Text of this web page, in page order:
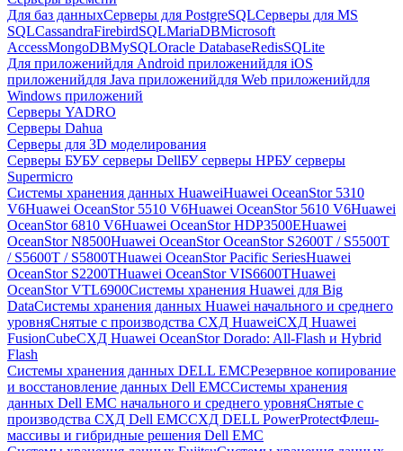
Для баз данныхСерверы для PostgreSQLСерверы для MS
SQLCassandraFirebirdSQLMariaDBMicrosoft
AccessMongoDBMySQLOracle DatabaseRedisSQLite
Для приложенийдля Android приложенийдля iOS
приложенийдля Java приложенийдля Web приложенийдля
Windows приложений
Серверы YADRO
Серверы Dahua
Серверы для 3D моделирования
Серверы БУБУ серверы DellБУ серверы HPБУ серверы
Supermicro
Системы хранения данных HuaweiHuawei OceanStor 5310
V6Huawei OceanStor 5510 V6Huawei OceanStor 5610 V6Huawei
OceanStor 6810 V6Huawei OceanStor HDP3500EHuawei
OceanStor N8500Huawei OceanStor OceanStor S2600T / S5500T
/ S5600T / S5800THuawei OceanStor Pacific SeriesHuawei
OceanStor S2200THuawei OceanStor VIS6600THuawei
OceanStor VTL6900Системы хранения Huawei для Big
DataСистемы хранения данных Huawei начального и среднего
уровняСнятые с производства СХД HuaweiСХД Huawei
FusionCubeСХД Huawei OceanStor Dorado: All-Flash и Hybrid
Flash
Системы хранения данных DELL EMCРезервное копирование
и восстановление данных Dell EMCСистемы хранения
данных Dell EMC начального и среднего уровняСнятые с
производства СХД Dell EMCСХД DELL PowerProtectФлеш-
массивы и гибридные решения Dell EMC